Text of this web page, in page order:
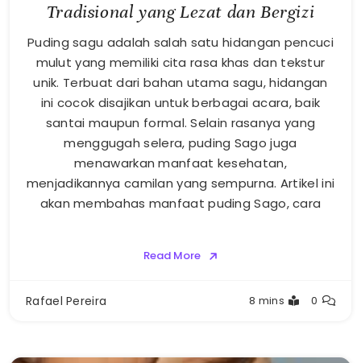
Tradisional yang Lezat dan Bergizi
Puding sagu adalah salah satu hidangan pencuci
mulut yang memiliki cita rasa khas dan tekstur
unik. Terbuat dari bahan utama sagu, hidangan
ini cocok disajikan untuk berbagai acara, baik
santai maupun formal. Selain rasanya yang
menggugah selera, puding Sago juga
menawarkan manfaat kesehatan,
menjadikannya camilan yang sempurna. Artikel ini
akan membahas manfaat puding Sago, cara
Read More
Rafael Pereira 8 mins 0